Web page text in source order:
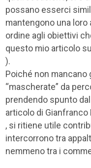
possano esserci
mantengono una loro
ordine agli obiettivi
questo mio articolo
).
Poiché non
“mascherate” da
prendendo spunto dal
articolo di
, si ritiene utile
intercorrono tra
nemmeno tra i